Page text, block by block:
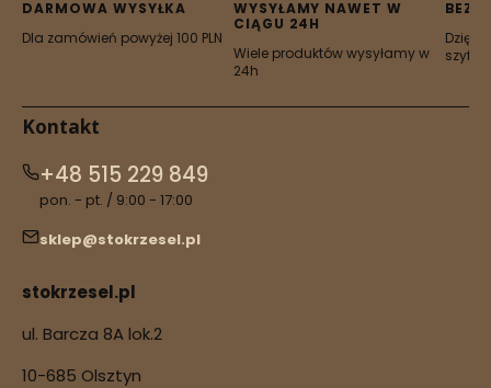
DARMOWA WYSYŁKA
Dla zamówień powyżej 100 PLN
WYSYŁAMY NAWET W
CIĄGU 24H
Wiele produktów wysyłamy w
24h
Dzięki
Kontakt
+48 515 229 849
pon. - pt. / 9:00 - 17:00
sklep@stokrzesel.pl
stokrzesel.pl
ul. Barcza 8A lok.2
10-685 Olsztyn